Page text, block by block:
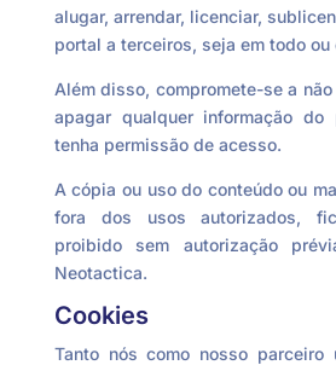
alugar, arrendar, licenciar,
portal a terceiros, seja em todo ou
Além disso, compromete-se a
apagar qualquer informação
tenha permissão de acesso.
A cópia ou uso do conteúdo ou
fora dos usos autorizados,
proibido sem autorização
Neotactica.
Cookies
Tanto nós como nosso parceiro